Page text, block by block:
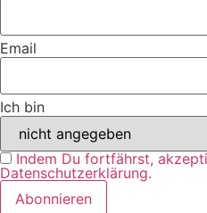
Email
Ich bin
Indem Du fortfährst,
Datenschutzerklärung.